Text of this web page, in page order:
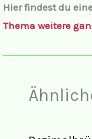
Hier findest du
Thema weitere